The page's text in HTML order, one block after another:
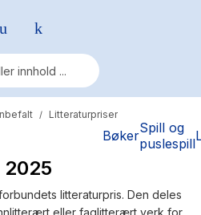
BøkerSpill og
puslespill
/ Litteraturpriser
2025
litteraturpris. Den deles
eller faglitterært verk for